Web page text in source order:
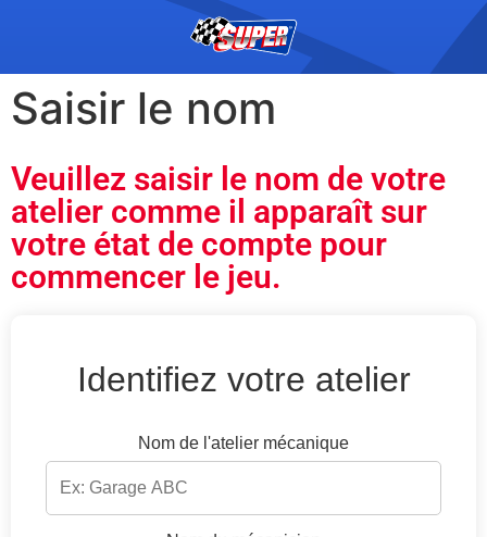
Saisir le nom
Veuillez saisir le nom de votre
atelier comme il apparaît sur
votre état de compte pour
commencer le jeu.
Identifiez votre atelier
Nom de l'atelier mécanique